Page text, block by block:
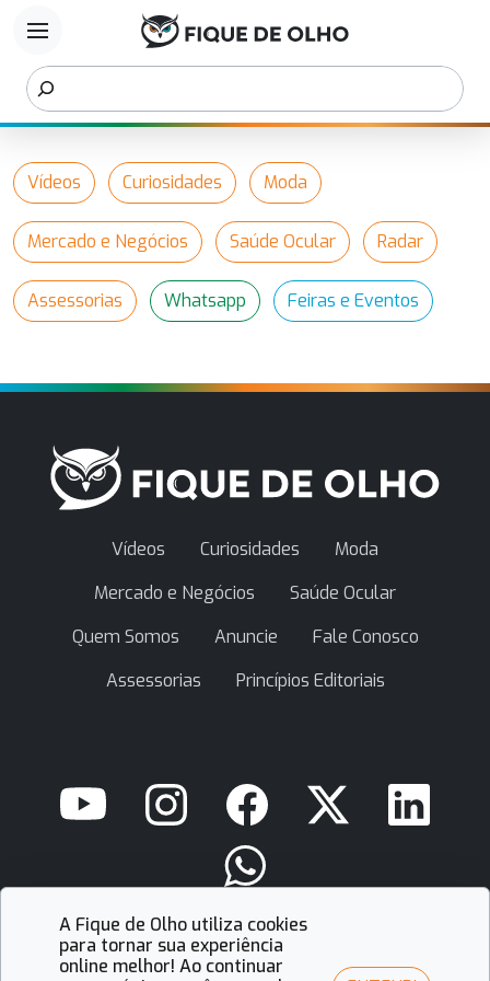
menu
Vídeos Curiosidades Moda
Mercado e Negócios Saúde Ocular Radar
Assessorias Whatsapp Feiras e Eventos
Vídeos Curiosidades
Moda
Mercado e Negócios
Saúde Ocular
Quem Somos
Anuncie
Fale Conosco
Assessorias
Princípios Editoriais
contato@fiquedeolho.com.br
A Fique de Olho utiliza cookies
para tornar sua experiência
online melhor! Ao continuar